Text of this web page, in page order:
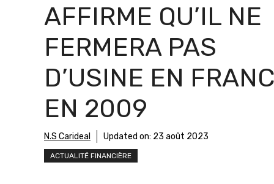
AFFIRME QU’IL NE
FERMERA PAS
D’USINE EN
EN 2009
N.S Carideal Updated on: 23 août 2023
ACTUALITÉ FINANCIÈRE